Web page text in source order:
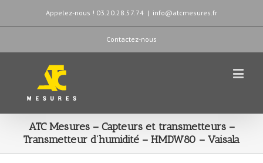
Appelez-nous ! 03.20.28.57.74 | info@atcmesures.fr
Contactez-nous
ATC Mesures – Capteurs et transmetteurs –
Transmetteur d’humidité – HMDW80 – Vaisala